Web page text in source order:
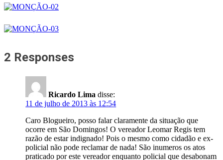
2 Responses
Ricardo Lima disse:
11 de julho de 2013 às 12:54
Caro Blogueiro, posso falar claramente da situação que
ocorre em São Domingos! O vereador Leomar Regis tem
razão de estar indignado! Pois o mesmo como cidadão e ex-
policial não pode reclamar de nada! São inumeros os atos
praticado por este vereador enquanto policial que desabonam